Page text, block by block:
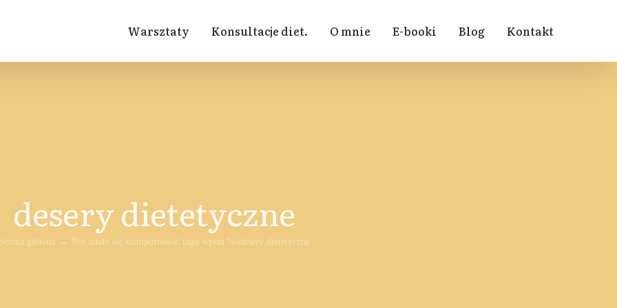
Warsztaty Konsultacje diet. O mnie E-booki Blog Kontakt
desery dietetyczne
Strona główna Nie udało się zaimportować tagu wpisu %sdesery dietetyczne